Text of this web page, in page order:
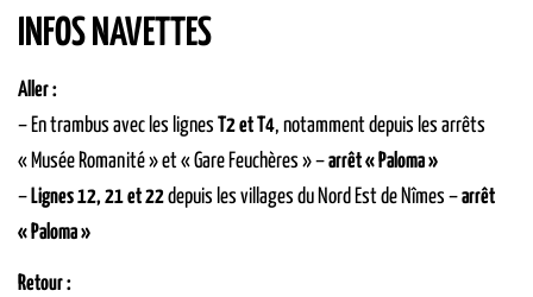
INFOS NAVETTES
Aller :
– En trambus avec les lignes T2 et T4, notamment depuis les arrêts
« Musée Romanité » et « Gare Feuchères » –arrêt « Paloma »
– Lignes 12, 21 et 22depuis les villages du Nord Est de Nîmes –arrêt
« Paloma »
Retour :